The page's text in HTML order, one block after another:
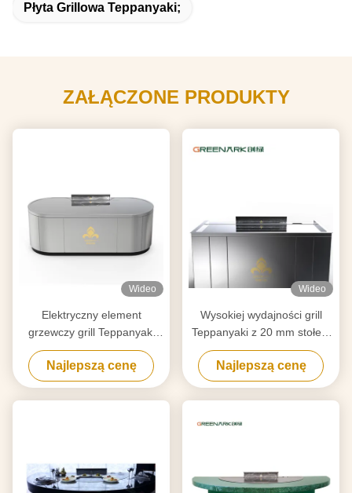
Płyta Grillowa Teppanyaki;
ZAŁĄCZONE PRODUKTY
Wideo
Elektryczny element
grzewczy grill Teppanyaki
Stolik do oczyszczania
dostosowany do Twoich
wymagań
Najlepszą cenę
Wideo
Wysokiej wydajności grill
Teppanyaki z 20 mm stołem
stopowym ze stali stopowej
klasy spożywczej i
inteligentnym ogrzewaniem
Najlepszą cenę